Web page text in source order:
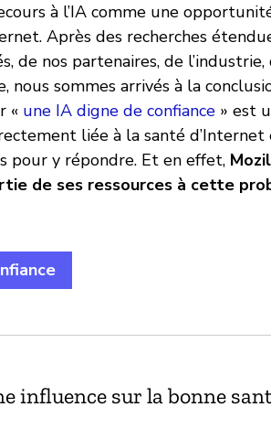
à l’IA comme une
Après des recherches
de nos partenaires, de l’industrie,
sommes arrivés à la
« une IA digne de confiance » est
liée à la santé d’Internet
pour y répondre. Et en effet,
de ses ressources à cette
influence sur la bonne